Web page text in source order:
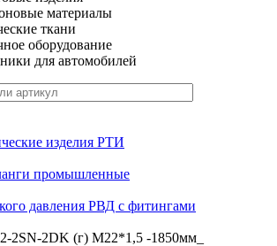
материалы
ткани
оборудование
для автомобилей
изделия РТИ
промышленные
давления РВД с фитингами
2SN-2DK (г) М22*1,5 -1850мм_